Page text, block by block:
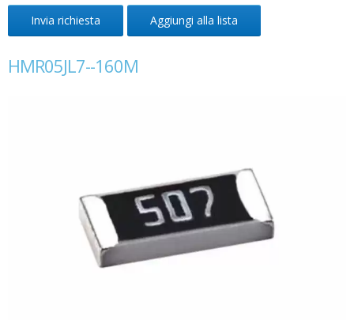
Invia richiesta Aggiungi alla lista
HMR05JL7--160M